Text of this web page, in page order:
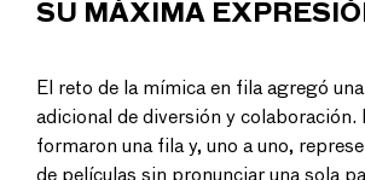
SU MÁXIMA
El reto de la mímica en fila agregó
adicional de diversión y colaboración.
formaron una fila y, uno a uno,
de películas sin pronunciar una sola